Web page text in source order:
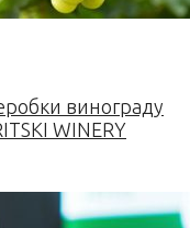
винограду
WINERY